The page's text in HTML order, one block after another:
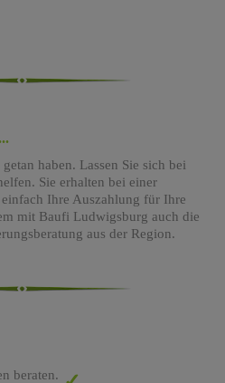
haben. Lassen Sie sich bei
Sie erhalten bei einer
Ihre Auszahlung für Ihre
mit Baufi Ludwigsburg auch die
aus der Region.
beraten.